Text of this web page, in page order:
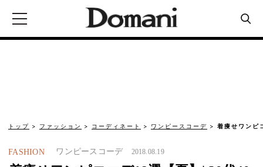
トップ ファッション コーディネート ワンピースコーデ 着痩せワン
FASHION ワンピースコーデ 2018.08.19